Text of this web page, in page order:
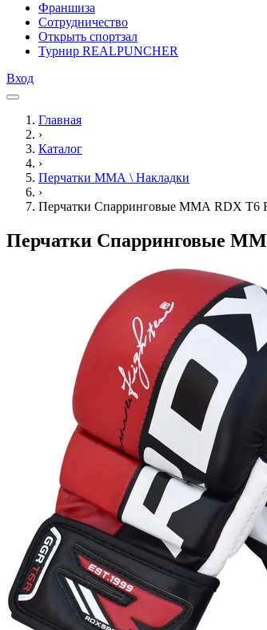
Франшиза
Сотрудничество
Открыть спортзал
Турнир REALPUNCHER
Вход
Главная
›
Каталог
›
Перчатки ММА \ Накладки
›
Перчатки Спарринговые ММА RDX T6
Перчатки Спарринговые